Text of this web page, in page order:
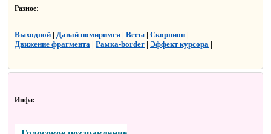
Разное:
Выходной | Давай помиримся | Весы | Скорпион |
Движение фрагмента | Рамка-border | Эффект курсора |
Инфа: